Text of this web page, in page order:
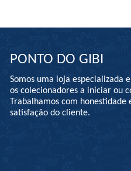
PONTO DO GIBI
Somos uma loja especializada
os colecionadores a iniciar ou
Trabalhamos com
satisfação do cliente.